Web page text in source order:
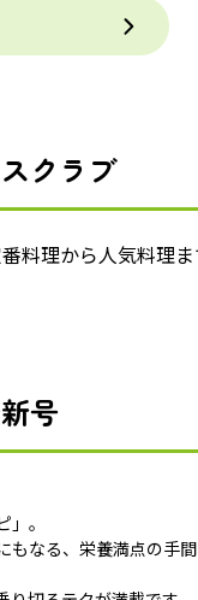
クラブ
料理から人気料理
号
。
なる、栄養満点の手